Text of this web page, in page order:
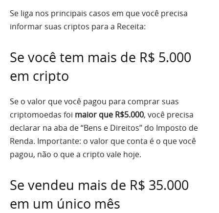
Se liga nos principais casos em que você precisa
informar suas criptos para a Receita:
Se você tem mais de R$ 5.000
em cripto
Se o valor que você pagou para comprar suas
criptomoedas foi maior que R$5.000, você precisa
declarar na aba de “Bens e Direitos” do Imposto de
Renda. Importante: o valor que conta é o que você
pagou, não o que a cripto vale hoje.
Se vendeu mais de R$ 35.000
em um único mês